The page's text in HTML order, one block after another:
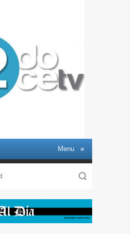
Menu ≡